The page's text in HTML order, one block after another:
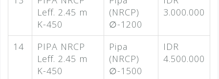
Leff. 2.45 m
K-450
(NRCP)
∅-1200
3.000.000
14
PIPA NRCP
Leff. 2.45 m
K-450
Pipa
(NRCP)
∅-1500
IDR
4.500.000